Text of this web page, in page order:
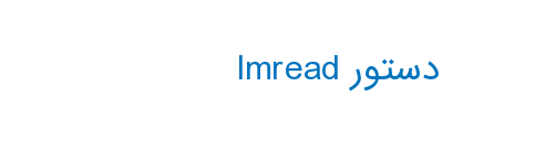
دستور Imread